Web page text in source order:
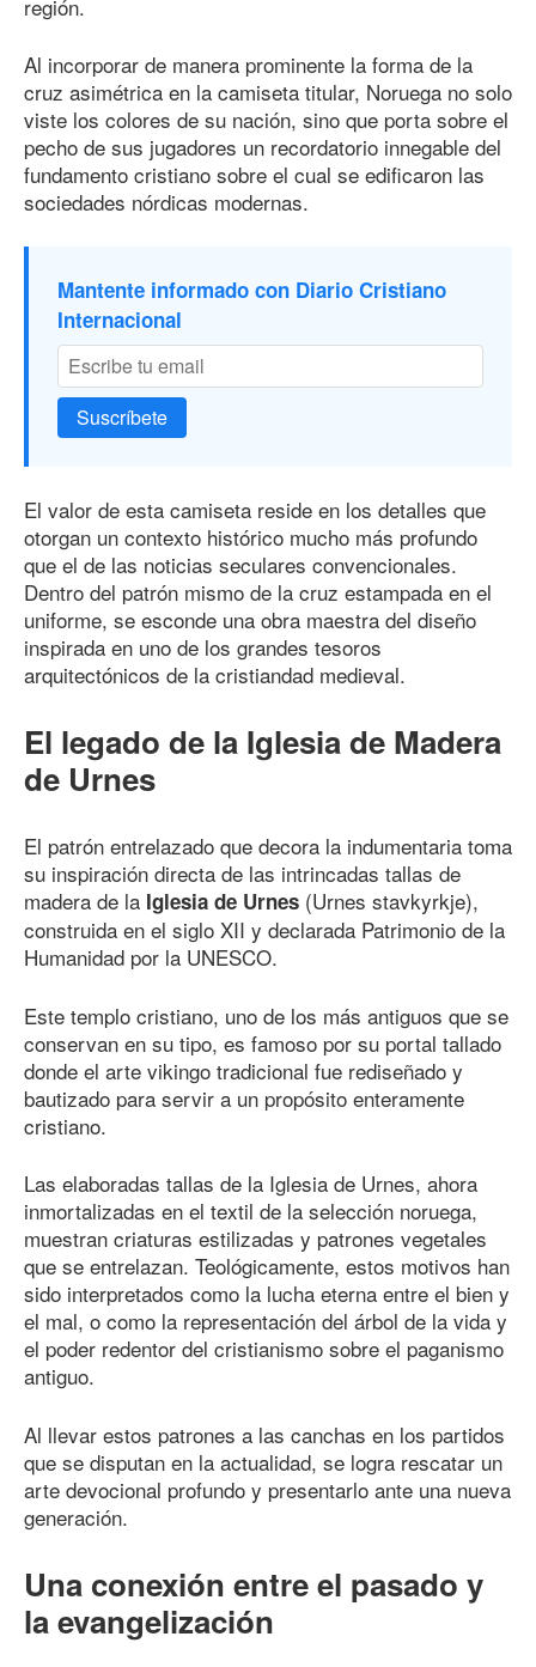
región.
Al incorporar de manera prominente la forma de la
cruz asimétrica en la camiseta titular, Noruega no solo
viste los colores de su nación, sino que porta sobre el
pecho de sus jugadores un recordatorio innegable del
fundamento cristiano sobre el cual se edificaron las
sociedades nórdicas modernas.
Mantente informado con Diario Cristiano
Internacional
Suscríbete
El valor de esta camiseta reside en los detalles que
otorgan un contexto histórico mucho más profundo
que el de las noticias seculares convencionales.
Dentro del patrón mismo de la cruz estampada en el
uniforme, se esconde una obra maestra del diseño
inspirada en uno de los grandes tesoros
arquitectónicos de la cristiandad medieval.
El legado de la Iglesia de Madera
de Urnes
El patrón entrelazado que decora la indumentaria toma
su inspiración directa de las intrincadas tallas de
madera de la Iglesia de Urnes (Urnes stavkyrkje),
construida en el siglo XII y declarada Patrimonio de la
Humanidad por la UNESCO.
Este templo cristiano, uno de los más antiguos que se
conservan en su tipo, es famoso por su portal tallado
donde el arte vikingo tradicional fue rediseñado y
bautizado para servir a un propósito enteramente
cristiano.
Las elaboradas tallas de la Iglesia de Urnes, ahora
inmortalizadas en el textil de la selección noruega,
muestran criaturas estilizadas y patrones vegetales
que se entrelazan. Teológicamente, estos motivos han
sido interpretados como la lucha eterna entre el bien y
el mal, o como la representación del árbol de la vida y
el poder redentor del cristianismo sobre el paganismo
antiguo.
Al llevar estos patrones a las canchas en los partidos
que se disputan en la actualidad, se logra rescatar un
arte devocional profundo y presentarlo ante una nueva
generación.
Una conexión entre el pasado y
la evangelización